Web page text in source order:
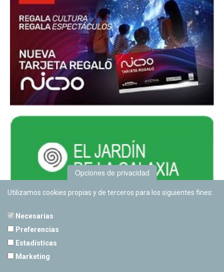
Opciones de privacidad
Utilizamos cookies propias y de terceros para los siguientes fines:
Necesarias
Preferencias
Estadísticas
Marketing